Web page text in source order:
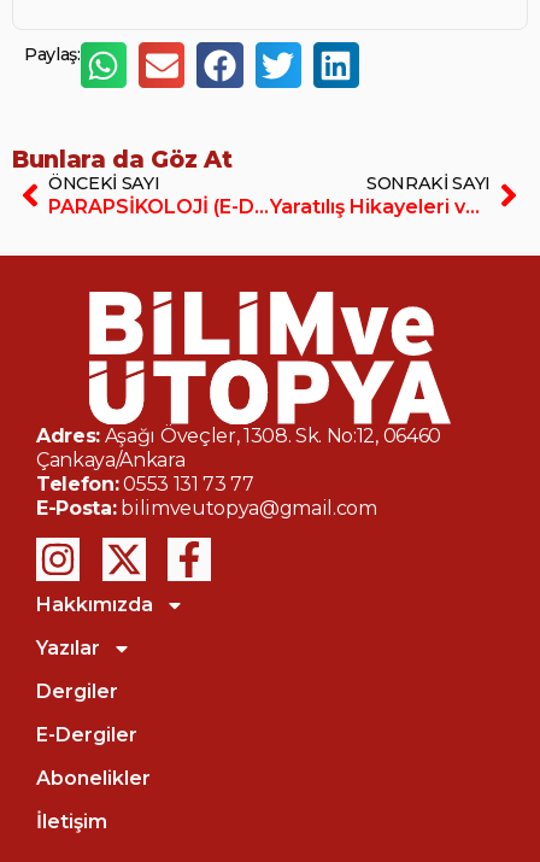
Paylaş:
Bunlara da Göz At
ÖNCEKI SAYI
PARAPSİKOLOJİ (E-Dergi/PDF)
SONRAKI SAYI
Yaratılış Hikayeleri ve Bilimin Yanıtları (E-Dergi/PDF)
Adres: Aşağı Öveçler, 1308. Sk. No:12, 06460
Çankaya/Ankara
Telefon:0553 131 73 77
E-Posta: bilimveutopya@gmail.com
Hakkımızda
Yazılar
Dergiler
E-Dergiler
Abonelikler
İletişim